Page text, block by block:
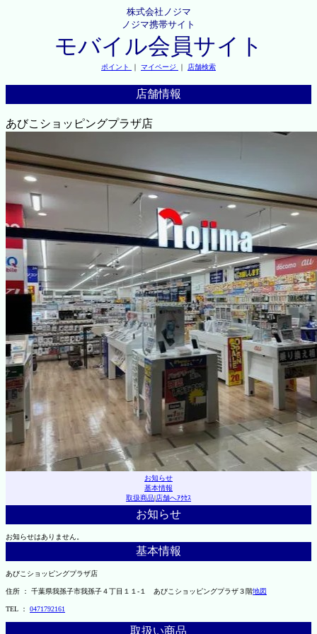
株式会社ノジマ
ノジマ携帯サイト
モバイル会員サイト
ポイント ｜ マイページ ｜ 店舗検索
店舗情報
あびこショッピングプラザ店
お知らせ
基本情報
取扱商品|店舗へｱｸｾｽ
お知らせ
お知らせはありません。
基本情報
あびこショッピングプラザ店
住所 ： 千葉県我孫子市我孫子４丁目１１-１ あびこショッピングプラザ３階地図
TEL ： 0471792161
取扱い商品